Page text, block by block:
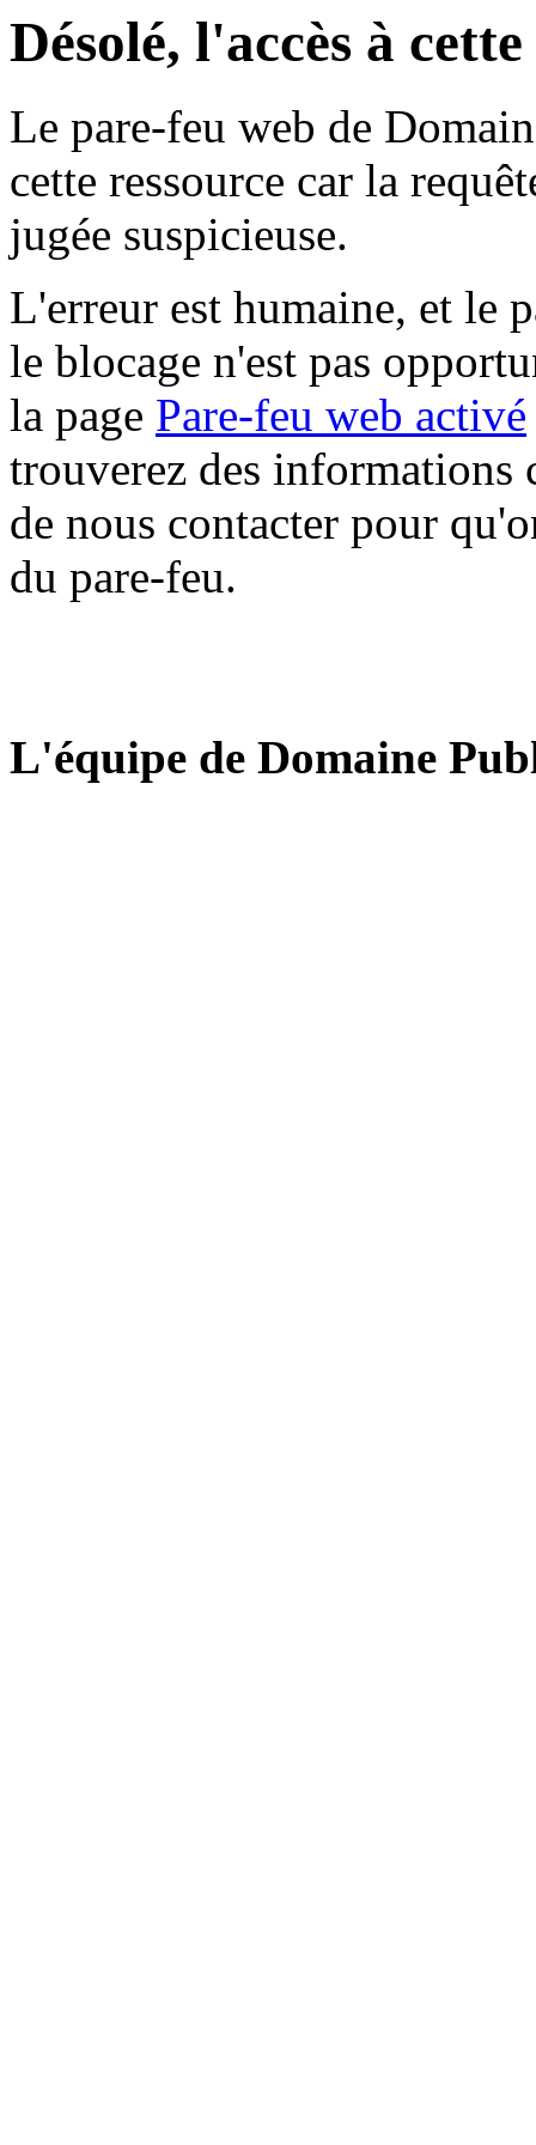
Désolé, l'accès à
Le pare-feu web de
cette ressource car la
jugée suspicieuse.
L'erreur est humaine, et le
le blocage n'est pas
la page Pare-feu web activé
trouverez des informations
de nous contacter pour
du pare-feu.
L'équipe de Domaine